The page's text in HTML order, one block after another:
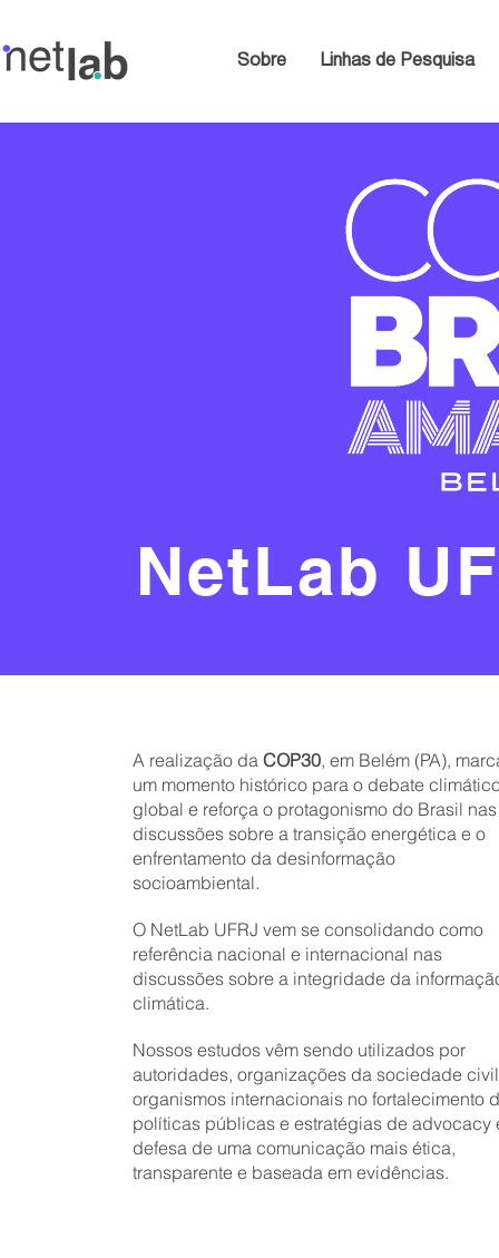
Sobre Linhas de Pesquisa
NetLab
A realização da COP30, em Belém (PA),
um momento histórico para o debate
global e reforça o protagonismo do Brasil nas
discussões sobre a transição energética e o
enfrentamento da desinformação
socioambiental.
O NetLab UFRJ vem se consolidando como
referência nacional e internacional nas
discussões sobre a integridade da
climática.
Nossos estudos vêm sendo utilizados por
autoridades, organizações da sociedade
organismos internacionais no fortalecimento
políticas públicas e estratégias de advocacy
defesa de uma comunicação mais ética,
transparente e baseada em evidências.​​​​